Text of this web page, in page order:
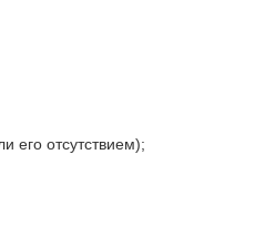
его отсутствием);